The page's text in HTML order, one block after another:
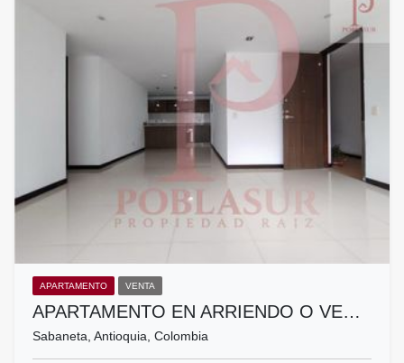
APARTAMENTO VENTA
APARTAMENTO EN ARRIENDO O VE…
Sabaneta, Antioquia, Colombia